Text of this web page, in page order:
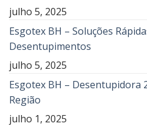
julho 5, 2025
Esgotex BH – Soluções
Desentupimentos
julho 5, 2025
Esgotex BH – Desentupidora
Região
julho 1, 2025